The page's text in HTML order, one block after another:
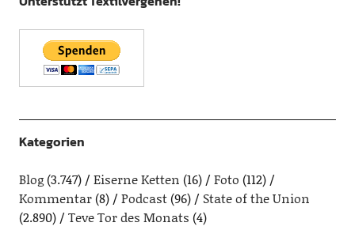
Kategorien
Blog(3.747) Eiserne Ketten (16) Foto (112)
Kommentar(8) Podcast(96)
State of the Union
(2.890)
Teve Tor des Monats (4)